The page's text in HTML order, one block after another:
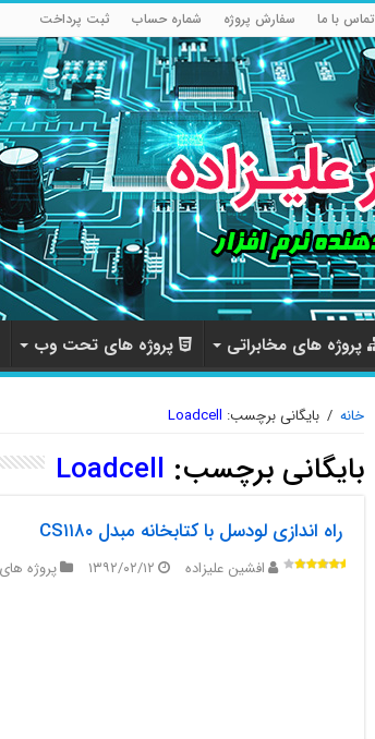
تماس با ما سفارش پروژه شماره حساب ثبت پرداخت
پروژه های مخابراتی پروژه های تحت وب
خانه / بایگانی برچسب: Loadcell
بایگانی برچسب: Loadcell
راه اندازی لودسل با کتابخانه مبدل CS۱۱۸۰
افشین علیزاده ۱۳۹۲/۰۲/۱۲ پروژه